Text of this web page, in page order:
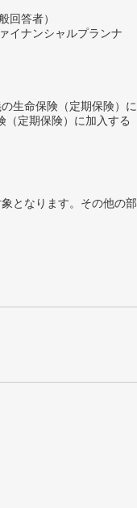
回答者）
イナンシャルプランナ
生命保険（定期保険）に
（定期保険）に加入する
となります。その他の部